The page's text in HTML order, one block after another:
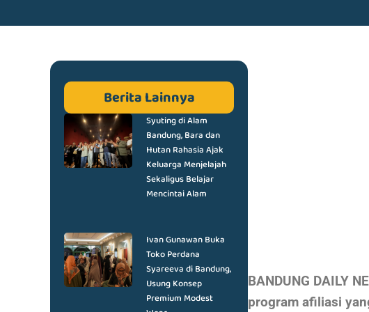
Berita Lainnya
Syuting di Alam
Bandung, Bara dan
Hutan Rahasia Ajak
Keluarga Menjelajah
Sekaligus Belajar
Mencintai Alam
Ivan Gunawan Buka
Toko Perdana
Syareeva di Bandung,
Usung Konsep
Premium Modest
BANDUNG DAILY
program afiliasi